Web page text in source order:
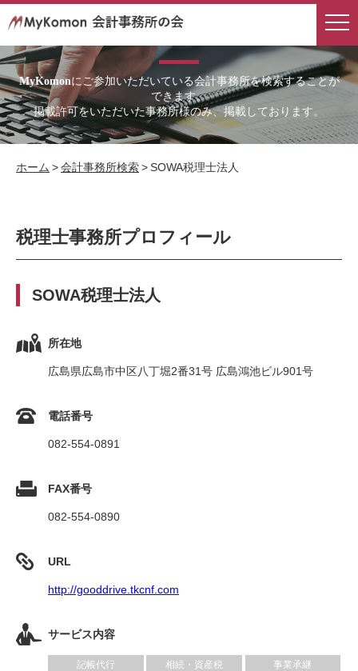
MyKomonにご参加いただいている会計事務所を検索することが
できます。
掲載許可をいただいた事務所様のみ、掲載しております。
ホーム >会計事務所検索>SOWA税理士法人
税理士事務所プロフィール
SOWA税理士法人
所在地
広島県広島市中区八丁堀2番31号 広島鴻池ビル901号
電話番号
082-554-0891
FAX番号
082-554-0890
URL
http://gooddrive.tkcnf.com
サービス内容
記帳代行 相続・資産税 事業承継